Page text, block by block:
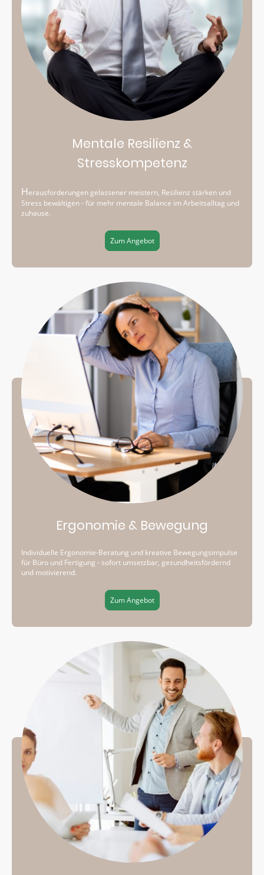
Mentale Resilienz &
Stresskompetenz
Herausforderungen gelassener meistern, Resilienz stärken und
Stress bewältigen - für mehr mentale Balance im Arbeitsalltag und
zuhause.
Zum Angebot
Ergonomie & Bewegung
Individuelle Ergonomie-Beratung und kreative Bewegungsimpulse
für Büro und Fertigung - sofort umsetzbar, gesundheitsfördernd
und motivierend.
Zum Angebot